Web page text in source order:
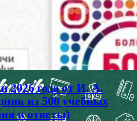
2026 года от И. А.
из 500 учебных
и ответы)